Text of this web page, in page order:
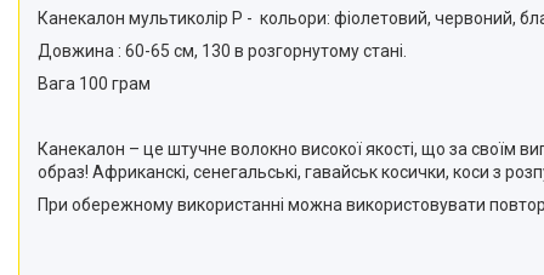
Канекалон мультиколір P - кольори: фіолетовий, червоний,
Довжина : 60-65 см, 130 в розгорнутому стані.
Вага 100 грам
Канекалон – це штучне волокно високої якості, що за
образ! Африканскі, сенегальські, гавайськ косички, коси з
При обережному використанні можна використовувати